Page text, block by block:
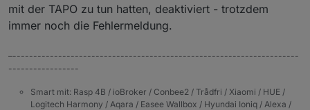
mit der TAPO zu tun hatten, deaktiviert - trotzdem
immer noch die Fehlermeldung.
–---------------------------------------------------------------------
-----------------
Smart mit: Rasp 4B / ioBroker / Conbee2 / Trådfri / Xiaomi / HUE /
Logitech Harmony / Aqara / Easee Wallbox / Hyundai Ioniq / Alexa /